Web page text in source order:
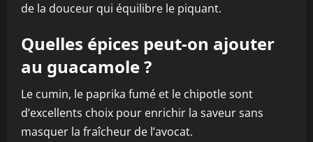
de la douceur qui équilibre le piquant.
Quelles épices peut-on ajouter
au guacamole ?
Le cumin, le paprika fumé et le chipotle sont
d’excellents choix pour enrichir la saveur sans
masquer la fraîcheur de l’avocat.